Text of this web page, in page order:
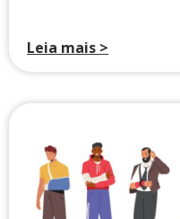
Leia mais >